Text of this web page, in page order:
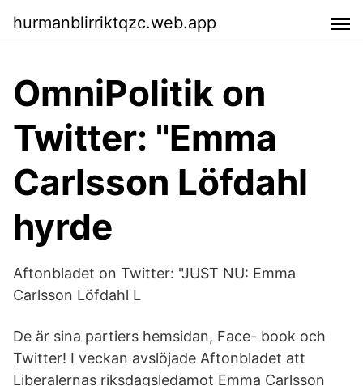
hurmanblirriktqzc.web.app
OmniPolitik on
Twitter: "Emma
Carlsson Löfdahl
hyrde
Aftonbladet on Twitter: "JUST NU: Emma
Carlsson Löfdahl L
De är sina partiers hemsidan, Face- book och
Twitter! I veckan avslöjade Aftonbladet att
Liberalernas riksdagsledamot Emma Carlsson